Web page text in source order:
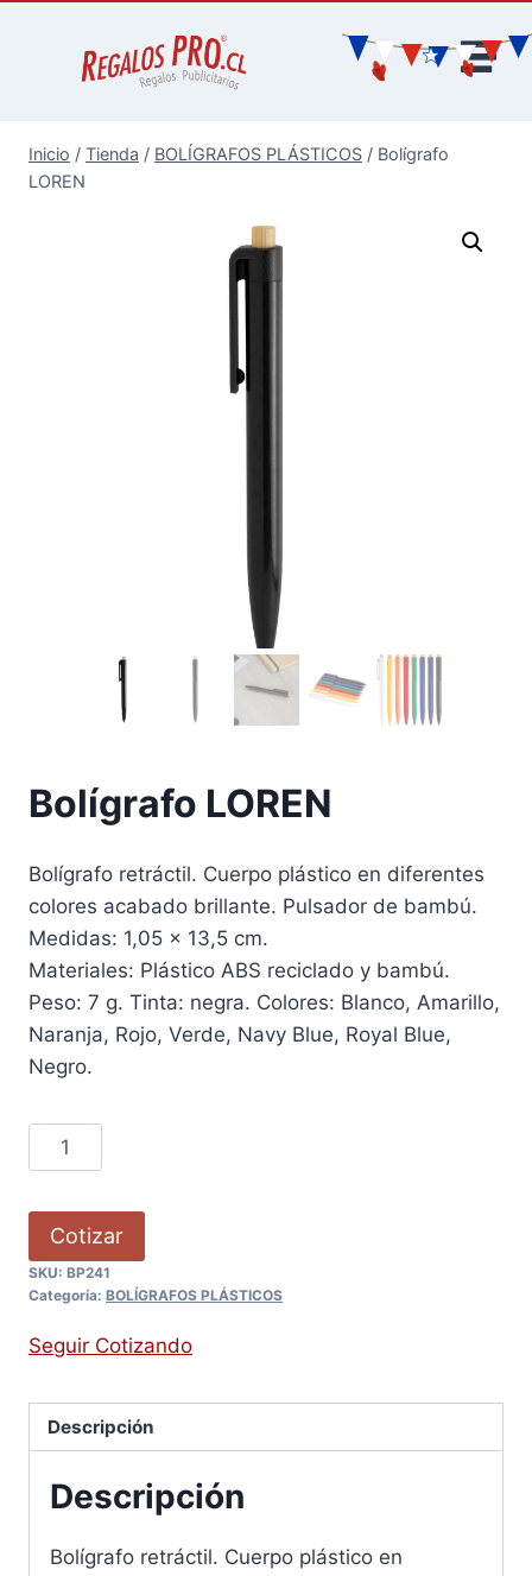
Inicio / Tienda / BOLÍGRAFOS PLÁSTICOS / Bolígrafo
LOREN
Bolígrafo LOREN
Bolígrafo retráctil. Cuerpo plástico en diferentes
colores acabado brillante. Pulsador de bambú.
Medidas: 1,05 x 13,5 cm.
Materiales: Plástico ABS reciclado y bambú.
Peso: 7 g. Tinta: negra. Colores: Blanco, Amarillo,
Naranja, Rojo, Verde, Navy Blue, Royal Blue,
Negro.
Cotizar
SKU: BP241
Categoría: BOLÍGRAFOS PLÁSTICOS
Seguir Cotizando
Descripción
Descripción
Bolígrafo retráctil. Cuerpo plástico en